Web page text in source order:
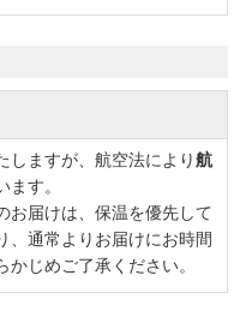
しますが、航空法により航
す。
お届けは、保温を優先して
、通常よりお届けにお時間
じめご了承ください。